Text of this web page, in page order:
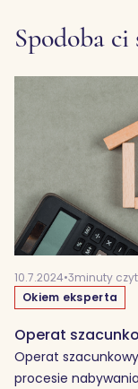
Spodoba
10.7.2024•3minuty
Okiem eksperta
Operat
Operat
procesie